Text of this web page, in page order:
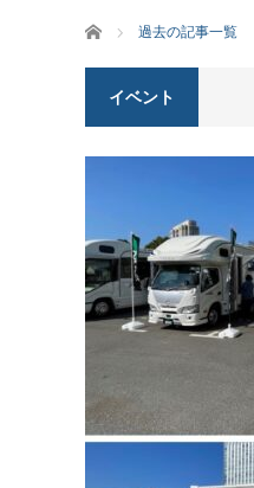
ホーム 過去の記事一覧
イベント